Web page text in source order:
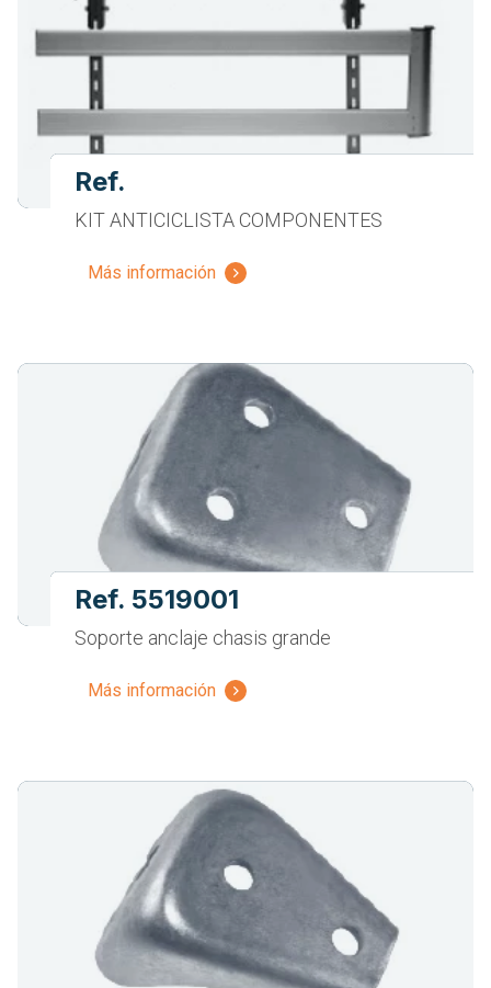
Ref.
KIT ANTICICLISTA COMPONENTES
Más información
Ref. 5519001
Soporte anclaje chasis grande
Más información